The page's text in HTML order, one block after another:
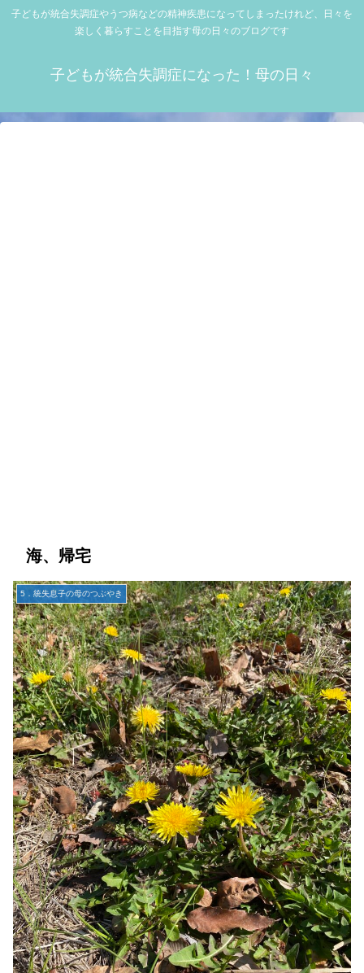
子どもが統合失調症やうつ病などの精神疾患になってしまったけれど、日々を
楽しく暮らすことを目指す母の日々のブログです
子どもが統合失調症になった！母の日々
海、帰宅
5．統失息子の母のつぶやき